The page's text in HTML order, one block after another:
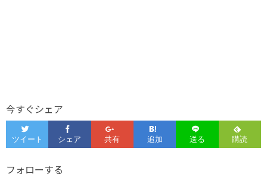
今すぐシェア
フォローする